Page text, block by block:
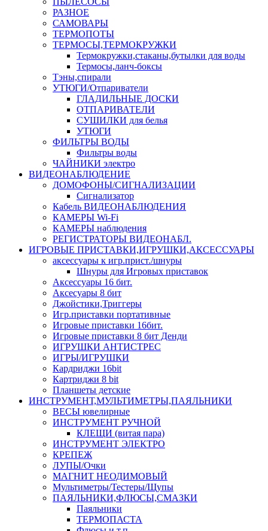
РАЗНОЕ
САМОВАРЫ
ТЕРМОПОТЫ
ТЕРМОСЫ,ТЕРМОКРУЖКИ
Термокружки,стаканы,бутылки для воды
Термосы,ланч-боксы
Тэны,спирали
УТЮГИ/Отпариватели
ГЛАДИЛЬНЫЕ ДОСКИ
ОТПАРИВАТЕЛИ
СУШИЛКИ для белья
УТЮГИ
ФИЛЬТРЫ ВОДЫ
Фильтры воды
ЧАЙНИКИ электро
ВИДЕОНАБЛЮДЕНИЕ
ДОМОФОНЫ/СИГНАЛИЗАЦИИ
Сигнализатор
Кабель ВИДЕОНАБЛЮДЕНИЯ
КАМЕРЫ Wi-Fi
КАМЕРЫ наблюдения
РЕГИСТРАТОРЫ ВИДЕОНАБЛ.
ИГРОВЫЕ ПРИСТАВКИ,ИГРУШКИ,АКСЕССУАРЫ
аксесcуары к игр.прист./шнуры
Шнуры для Игровых приставок
Аксессуары 16 бит.
Аксесуары 8 бит
Джойстики,Триггеры
Игр.приставки портативные
Игровые приставки 16бит.
Игровые приставки 8 бит Денди
ИГРУШКИ АНТИСТРЕС
ИГРЫ/ИГРУШКИ
Кардриджи 16bit
Картриджи 8 bit
Планшеты детские
ИНСТРУМЕНТ,МУЛЬТИМЕТРЫ,ПАЯЛЬНИКИ
ВЕСЫ ювелирные
ИНСТРУМЕНТ РУЧНОЙ
КЛЕЩИ (витая пара)
ИНСТРУМЕНТ ЭЛЕКТРО
КРЕПЕЖ
ЛУПЫ/Очки
МАГНИТ НЕОДИМОВЫЙ
Мультиметры/Тестеры/Щупы
ПАЯЛЬНИКИ,ФЛЮСЫ,СМАЗКИ
Паяльники
ТЕРМОПАСТА